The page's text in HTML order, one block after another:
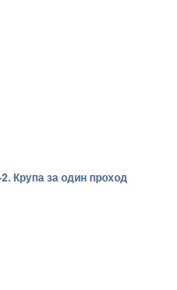
Крупа за один проход